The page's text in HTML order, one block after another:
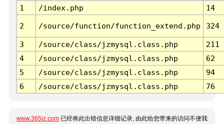
1
/index.php 14
2 /source/function/function_extend.php 324
3 /source/class/jzmysql.class.php
211
4
/source/class/jzmysql.class.php
62
5
/source/class/jzmysql.class.php
94
6
/source/class/jzmysql.class.php 76
www.365jz.com 已经将此出错信息详细记录, 由此给您带来的访问不便我